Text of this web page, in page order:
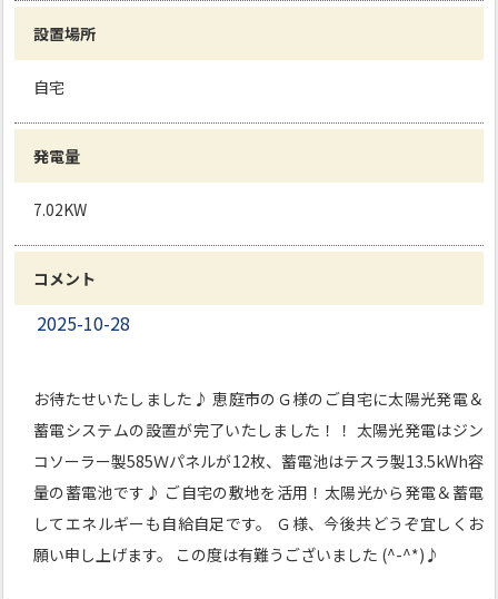
設置場所
自宅
発電量
7.02KW
コメント
2025-10-28
お待たせいたしました♪ 恵庭市のＧ様のご自宅に太陽光発電＆
蓄電システムの設置が完了いたしました！！ 太陽光発電はジン
コソーラー製585Ｗパネルが12枚、蓄電池はテスラ製13.5kWh容
量の蓄電池です♪ ご自宅の敷地を活用！太陽光から発電＆蓄電
してエネルギーも自給自足です。 Ｇ様、今後共どうぞ宜しくお
願い申し上げます。 この度は有難うございました (^-^*)♪